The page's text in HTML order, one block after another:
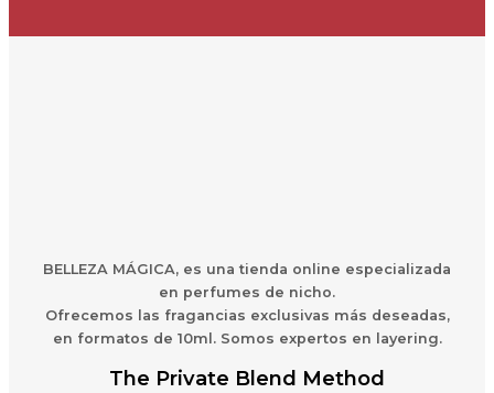
BELLEZA MÁGICA, es una tienda online especializada
en perfumes de nicho.
Ofrecemos las fragancias exclusivas más deseadas,
en formatos de 10ml. Somos expertos en layering.
The Private Blend Method